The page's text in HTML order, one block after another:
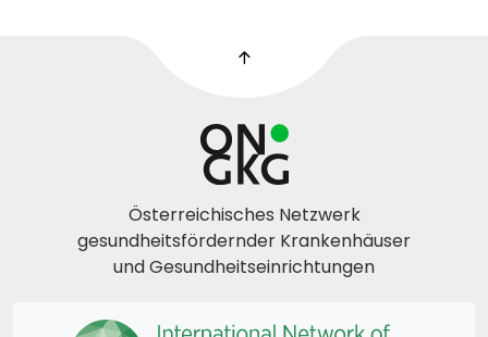
Österreichisches Netzwerk
gesundheitsfördernder Krankenhäuser
und Gesundheitseinrichtungen